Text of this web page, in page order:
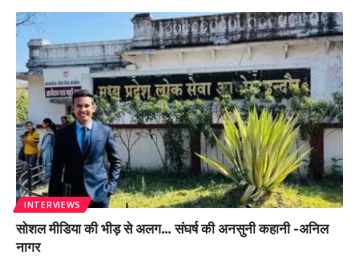
INTERVIEWS
सोशल मीडिया की भीड़ से अलग… संघर्ष की अनसुनी कहानी -अनिल
नागर